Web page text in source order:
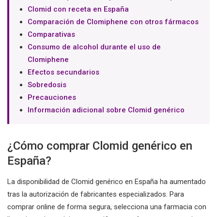
Clomid con receta en España
Comparación de Clomiphene con otros fármacos
Comparativas
Consumo de alcohol durante el uso de
Clomiphene
Efectos secundarios
Sobredosis
Precauciones
Información adicional sobre Clomid genérico
¿Cómo comprar Clomid genérico en
España?
La disponibilidad de Clomid genérico en España ha aumentado
tras la autorización de fabricantes especializados. Para
comprar online de forma segura, selecciona una farmacia con